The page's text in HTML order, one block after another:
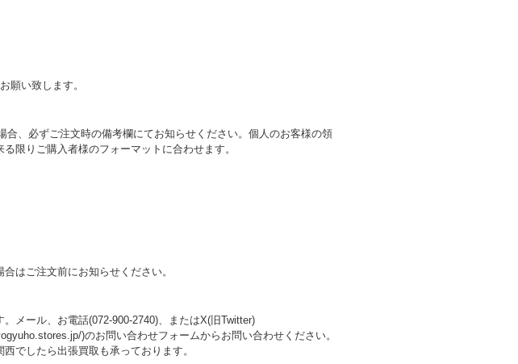
願い致します。
、必ずご注文時の備考欄にてお知らせください。個人のお客様の領
限りご購入者様のフォーマットに合わせます。
はご注文前にお知らせください。
メール、お電話(072-900-2740)、またはX(旧Twitter)
)のお問い合わせフォームからお問い合わせください。
でしたら出張買取も承っております。